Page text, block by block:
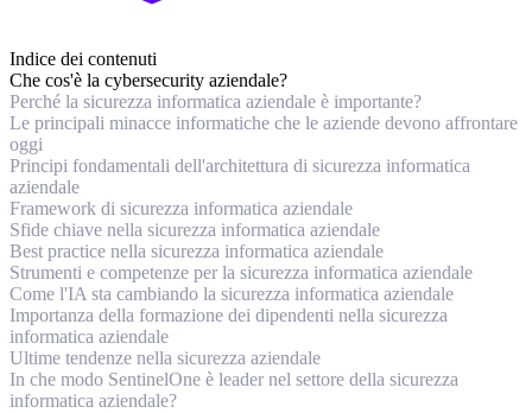
Indice dei contenuti
Che cos'è la cybersecurity aziendale?
Perché la sicurezza informatica aziendale è importante?
Le principali minacce informatiche che le aziende devono affrontare
oggi
Principi fondamentali dell'architettura di sicurezza informatica
aziendale
Framework di sicurezza informatica aziendale
Sfide chiave nella sicurezza informatica aziendale
Best practice nella sicurezza informatica aziendale
Strumenti e competenze per la sicurezza informatica aziendale
Come l'IA sta cambiando la sicurezza informatica aziendale
Importanza della formazione dei dipendenti nella sicurezza
informatica aziendale
Ultime tendenze nella sicurezza aziendale
In che modo SentinelOne è leader nel settore della sicurezza
informatica aziendale?